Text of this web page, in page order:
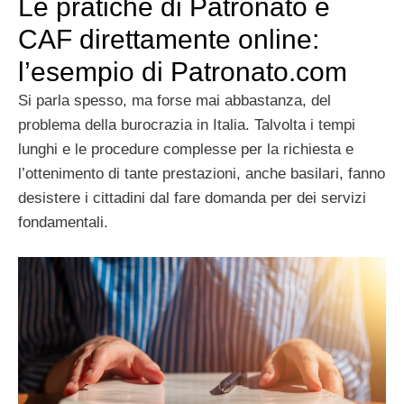
Le pratiche di Patronato e
CAF direttamente online:
l’esempio di Patronato.com
Si parla spesso, ma forse mai abbastanza, del
problema della burocrazia in Italia. Talvolta i tempi
lunghi e le procedure complesse per la richiesta e
l’ottenimento di tante prestazioni, anche basilari, fanno
desistere i cittadini dal fare domanda per dei servizi
fondamentali.